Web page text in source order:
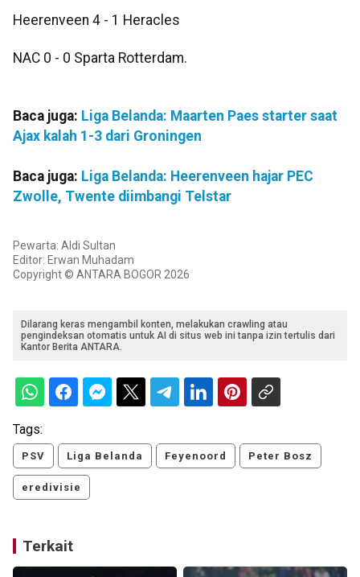
Heerenveen 4 - 1 Heracles
NAC 0 - 0 Sparta Rotterdam.
Baca juga: Liga Belanda: Maarten Paes starter saat
Ajax kalah 1-3 dari Groningen
Baca juga: Liga Belanda: Heerenveen hajar PEC
Zwolle, Twente diimbangi Telstar
Pewarta: Aldi Sultan
Editor: Erwan Muhadam
Copyright © ANTARA BOGOR 2026
Dilarang keras mengambil konten, melakukan crawling atau
pengindeksan otomatis untuk AI di situs web ini tanpa izin tertulis dari
Kantor Berita ANTARA.
Tags:
PSV Liga Belanda Feyenoord Peter Bosz
eredivisie
Terkait